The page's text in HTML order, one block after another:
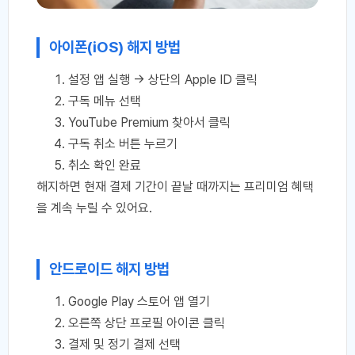
아이폰(iOS) 해지 방법
설정 앱 실행 → 상단의 Apple ID 클릭
구독 메뉴 선택
YouTube Premium 찾아서 클릭
구독 취소 버튼 누르기
취소 확인 완료
해지하면 현재 결제 기간이 끝날 때까지는 프리미엄 혜택
을 계속 누릴 수 있어요.
안드로이드 해지 방법
Google Play 스토어 앱 열기
오른쪽 상단 프로필 아이콘 클릭
결제 및 정기 결제 선택